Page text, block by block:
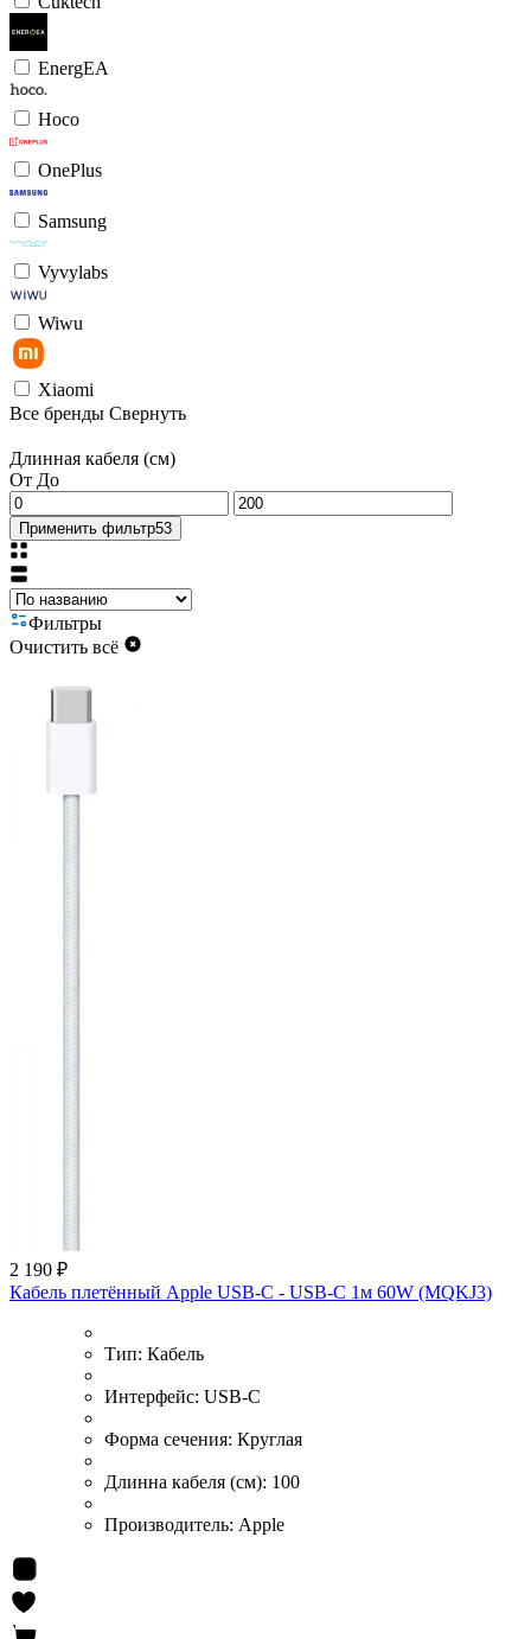
EnergEA
Hoco
OnePlus
Samsung
Vyvylabs
Wiwu
Xiaomi
Все бренды Свернуть
Длинная кабеля (см)
От До
Применить фильтр53
Фильтры
Очистить всё
2 190 ₽
Кабель плетённый Apple USB-C - USB-C 1м 60W (MQKJ3)
Тип: Кабель
Интерфейс: USB-С
Форма сечения: Круглая
Длинна кабеля (см): 100
Производитель: Apple